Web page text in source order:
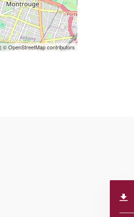
| © OpenStreetMap contributors